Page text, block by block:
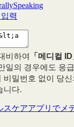
력
비하여 「메디컬
일의 경우에도 응
비밀번호 없이 당
니다.
スケアアプリでメ